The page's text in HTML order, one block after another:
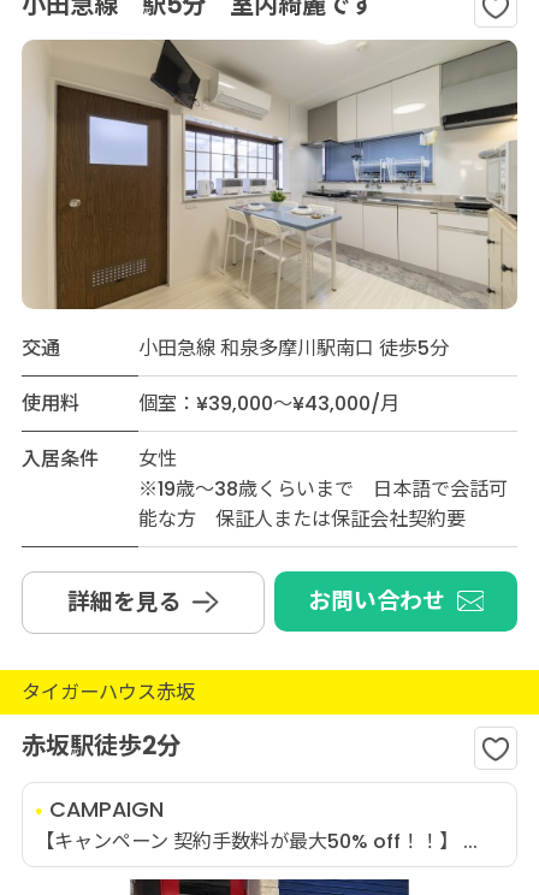
交通
小田急線 和泉多摩川駅南口 徒歩5分
使用料
個室：¥39,000～¥43,000/月
入居条件
女性
※19歳～38歳くらいまで 日本語で会話可
能な方 保証人または保証会社契約要
詳細を見る お問い合わせ
タイガーハウス赤坂
赤坂駅徒歩2分
CAMPAIGN
【キャンペーン 契約手数料が最大50% off！！】 ...